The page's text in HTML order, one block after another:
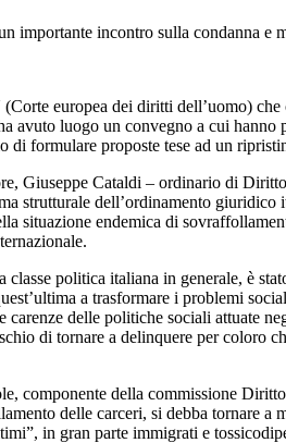
importante incontro sulla condanna e
europea dei diritti dell’uomo)
avuto luogo un convegno a cui
di formulare proposte tese ad un
Giuseppe Cataldi – ordinario di
strutturale dell’ordinamento
situazione endemica di
classe politica italiana in generale, è
a trasformare i problemi
delle politiche sociali attuate
di tornare a delinquere per coloro
componente della commissione
delle carceri, si debba tornare
in gran parte immigrati e